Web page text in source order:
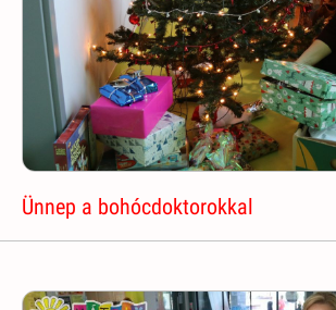
Ünnep a bohócdoktorokkal